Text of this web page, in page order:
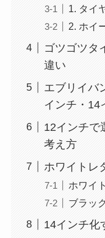
1. タイ
2. ホイ
ゴツゴツタ
違い
エブリイバ
インチ・14
12インチで
考え方
ホワイトレ
ホワイ
ブラッ
14インチ化